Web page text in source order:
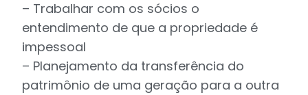
– Trabalhar com os sócios o
entendimento de que a propriedade é
impessoal
– Planejamento da transferência do
patrimônio de uma geração para a outra